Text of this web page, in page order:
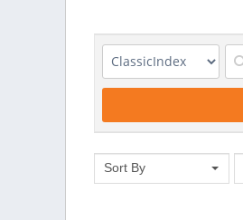
Sort By